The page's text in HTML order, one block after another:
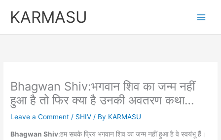
KARMASU
Bhagwan Shiv:भगवान शिव का जन्म नहीं
हुआ है तो फिर क्या है उनकी अवतरण कथा…
Leave a Comment / SHIV / By KARMASU
Bhagwan Shiv:हम सबके प्रिय भगवान शिव का जन्म नहीं हुआ है वे स्वयंभू हैं।